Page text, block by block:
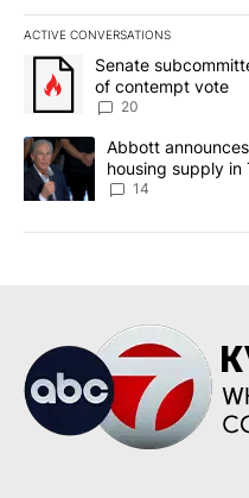
ACTIVE CONVERSATIONS
The following is a list of the
A trending article titled
Senate
of contempt vote
20
A trending article titled
Abbott
housing supply in
14